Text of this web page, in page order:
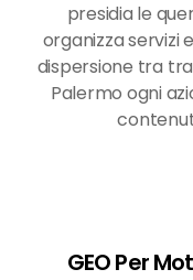
presidia le
organizza servizi
dispersione tra
Palermo ogni
GEO Per